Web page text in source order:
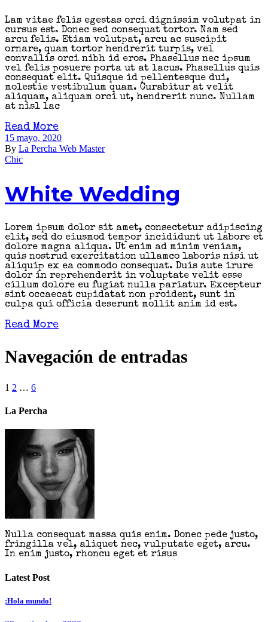
Lam vitae felis egestas orci dignissim volutpat in
cursus est. Donec sed consequat tortor. Nam sed
arcu felis. Etiam volutpat, arcu ac suscipit
ornare, quam tortor hendrerit turpis, vel
convallis orci nibh id eros. Phasellus nec ipsum
vel felis posuere porta ut at lacus. Phasellus quis
consequat elit. Quisque id pellentesque dui,
molestie vestibulum quam. Curabitur at velit
aliquam, aliquam orci ut, hendrerit nunc. Nullam
at nisl lac
Read More
15 mayo, 2020
By La Percha Web Master
Chic
White Wedding
Lorem ipsum dolor sit amet, consectetur adipiscing
elit, sed do eiusmod tempor incididunt ut labore et
dolore magna aliqua. Ut enim ad minim veniam,
quis nostrud exercitation ullamco laboris nisi ut
aliquip ex ea commodo consequat. Duis aute irure
dolor in reprehenderit in voluptate velit esse
cillum dolore eu fugiat nulla pariatur. Excepteur
sint occaecat cupidatat non proident, sunt in
culpa qui officia deserunt mollit anim id est.
Read More
Navegación de entradas
1 2 … 6
La Percha
Nulla consequat massa quis enim. Donec pede justo,
fringilla vel, aliquet nec, vulputate eget, arcu.
In enim justo, rhoncu eget et risus
Latest Post
¡Hola mundo!